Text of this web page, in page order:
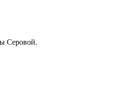
Серовой.